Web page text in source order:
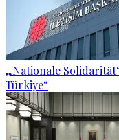
„Nationale
Türkiye“